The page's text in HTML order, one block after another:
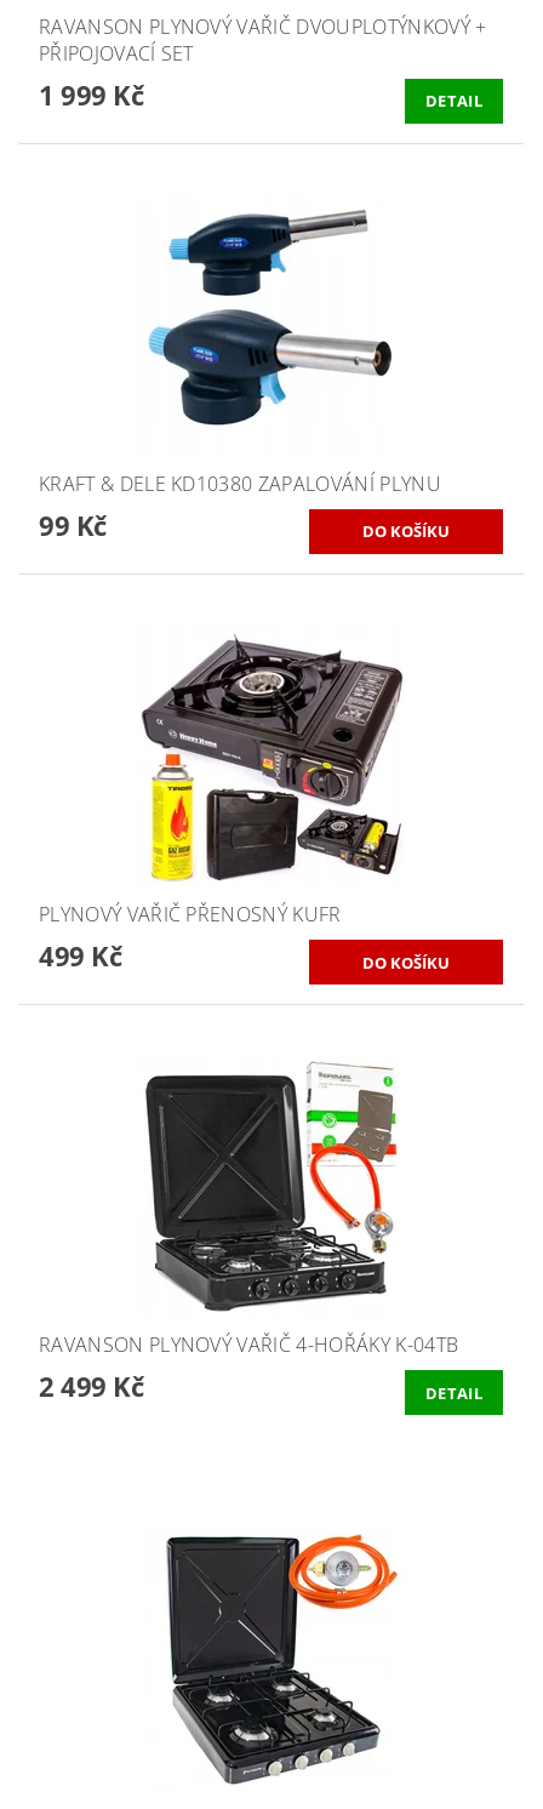
RAVANSON PLYNOVÝ VAŘIČ DVOUPLOTÝNKOVÝ +
PŘIPOJOVACÍ SET
1 999 Kč DETAIL
KRAFT & DELE KD10380 ZAPALOVÁNÍ PLYNU
99 Kč
PLYNOVÝ VAŘIČ PŘENOSNÝ KUFR
499 Kč
RAVANSON PLYNOVÝ VAŘIČ 4-HOŘÁKY K-04TB
2 499 Kč DETAIL